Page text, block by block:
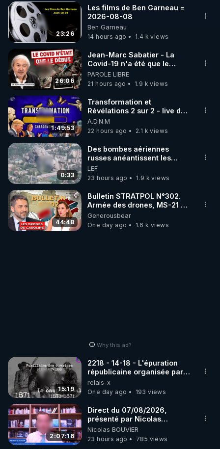
▶ 30 jours gratuit sur l’application de méditation et
de bien-être ENVOL :
Rendez-vous sur https://www.envol.app/code
le code : REGENERE
23:26
Les films de Ben Garneau =
2026-08-08
Ben Garneau
14 hours ago
1.4 k views
26:06
Jean-Marc Sabatier - La
Covid-19 n'a été que le
début - L'ARNm & l'ARNm-aa
jusqu où auront-t-il ?
PAROLE LIBRE
21 hours ago
1.9 k views
1:49:53
Transformation et
Révélations 2 sur 2 - live du
07/08/26
A.D.N.M
22 hours ago
2.1 k views
0:33
Des bombes aériennes
russes anéantissent les
centres de contrôle de
drones de 3 brigades
ukrainienne
LEF
23 hours ago
1.9 k views
44:48
Bulletin STRATPOL N°302.
Armée des drones, MS-21 en
série, missiles coréens.
07.08.2026.
Generousbear
One day ago
1.6 k views
Why this ad?
15:19
2218 - 14-18 - L'épuration
républicaine organisée par
les frères de la truelle
relais-x
One day ago
193 views
2:07:16
Direct du 07/08/2026,
présenté par Nicolas
BOUVIER
Nicolas BOUVIER
23 hours ago
785 views